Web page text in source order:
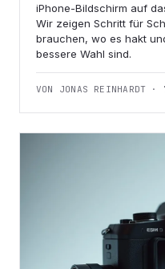
iPhone-Bildschirm auf
Wir zeigen Schritt für
brauchen, wo es hakt
bessere Wahl sind.
VON JONAS REINHARDT